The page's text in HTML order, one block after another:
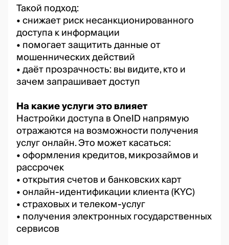
Такой подход:
• снижает риск несанкционированного
доступа к информации
• помогает защитить данные от
мошеннических действий
• даёт прозрачность: вы видите, кто и
зачем запрашивает доступ
На какие услуги это влияет
Настройки доступа в OneID напрямую
отражаются на возможности получения
услуг онлайн. Это может касаться:
• оформления кредитов, микрозаймов и
рассрочек
• открытия счетов и банковских карт
• онлайн-идентификации клиента (KYC)
• страховых и телеком-услуг
• получения электронных государственных
сервисов